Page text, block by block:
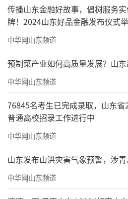
传播山东金融好故事，倡树服务
牌！2024山东好品金融发布仪式
中华网山东频道
预制菜产业如何高质量发展？山
中华网山东频道
76845名考生已完成录取，山东省
普通高校招录工作进行中
中华网山东频道
山东发布山洪灾害气象预警，涉
中华网山东频道